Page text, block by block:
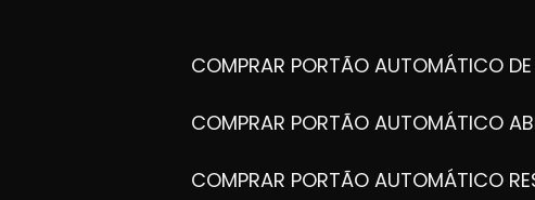
COMPRAR PORTÃO AUTOMÁTICO
COMPRAR PORTÃO AUTOMÁTICO
COMPRAR PORTÃO AUTOMÁTICO